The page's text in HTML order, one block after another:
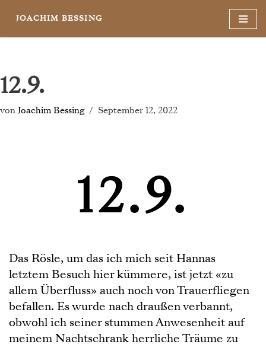
JOACHIM BESSING
12.9.
von Joachim Bessing September 12, 2022
12.9.
Das Rösle, um das ich mich seit Hannas
letztem Besuch hier kümmere, ist jetzt «zu
allem Überfluss» auch noch von Trauerfliegen
befallen. Es wurde nach draußen verbannt,
obwohl ich seiner stummen Anwesenheit auf
meinem Nachtschrank herrliche Träume zu